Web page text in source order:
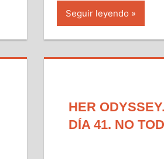
Seguir leyendo
HER
DÍA 41. NO